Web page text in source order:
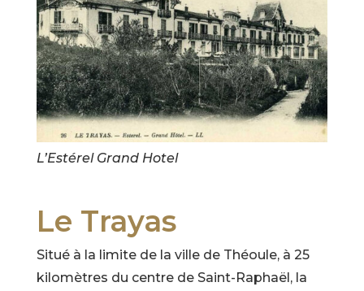
Le Trayas
Situé à la limite de la ville de Théoule, à 25
kilomètres du centre de Saint-Raphaël, la
L’Estérel Grand Hotel